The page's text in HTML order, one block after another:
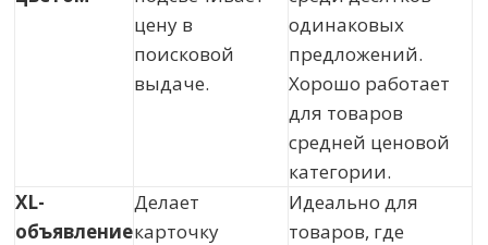
цену в
поисковой
выдаче.
одинаковых
предложений.
Хорошо работает
для товаров
средней ценовой
категории.
XL-
объявление
Делает
карточку
Идеально для
товаров, где